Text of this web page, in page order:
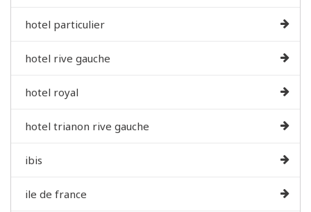
hotel particulier
hotel rive gauche
hotel royal
hotel trianon rive gauche
ibis
ile de france